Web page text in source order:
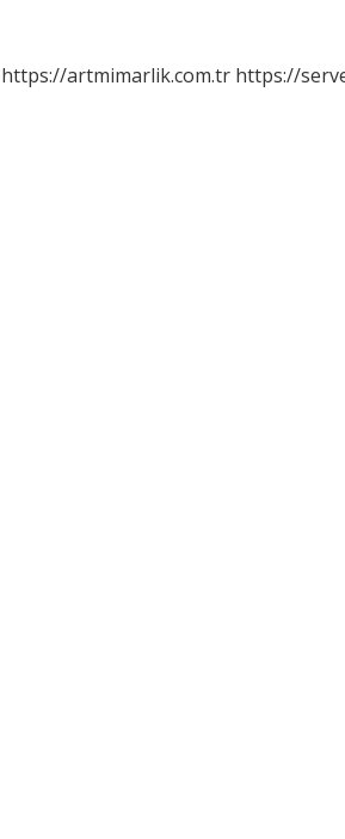
https://artmimarlik.com.tr https://